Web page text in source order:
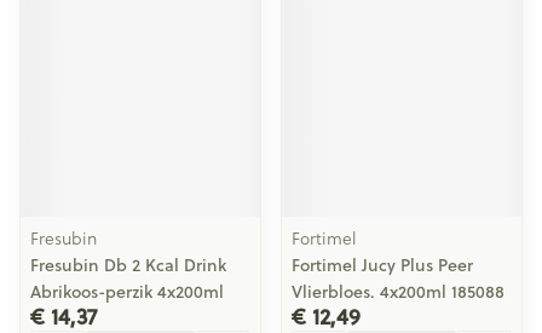
Fresubin
Fresubin Db 2 Kcal Drink
Abrikoos-perzik 4x200ml
€ 14,37
Fortimel
Fortimel Jucy Plus Peer
Vlierbloes. 4x200ml 185088
€ 12,49